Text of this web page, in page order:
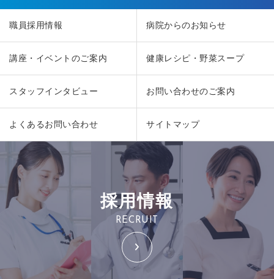
職員採用情報 病院からのお知らせ
講座・イベントのご案内 健康レシピ・野菜スープ
スタッフインタビュー お問い合わせのご案内
よくあるお問い合わせ サイトマップ
採用情報
RECRUIT